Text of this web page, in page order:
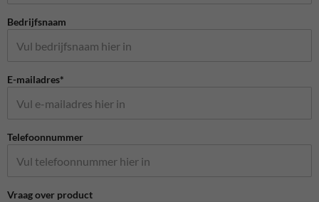
Bedrijfsnaam
E-mailadres*
Telefoonnummer
Vraag over product